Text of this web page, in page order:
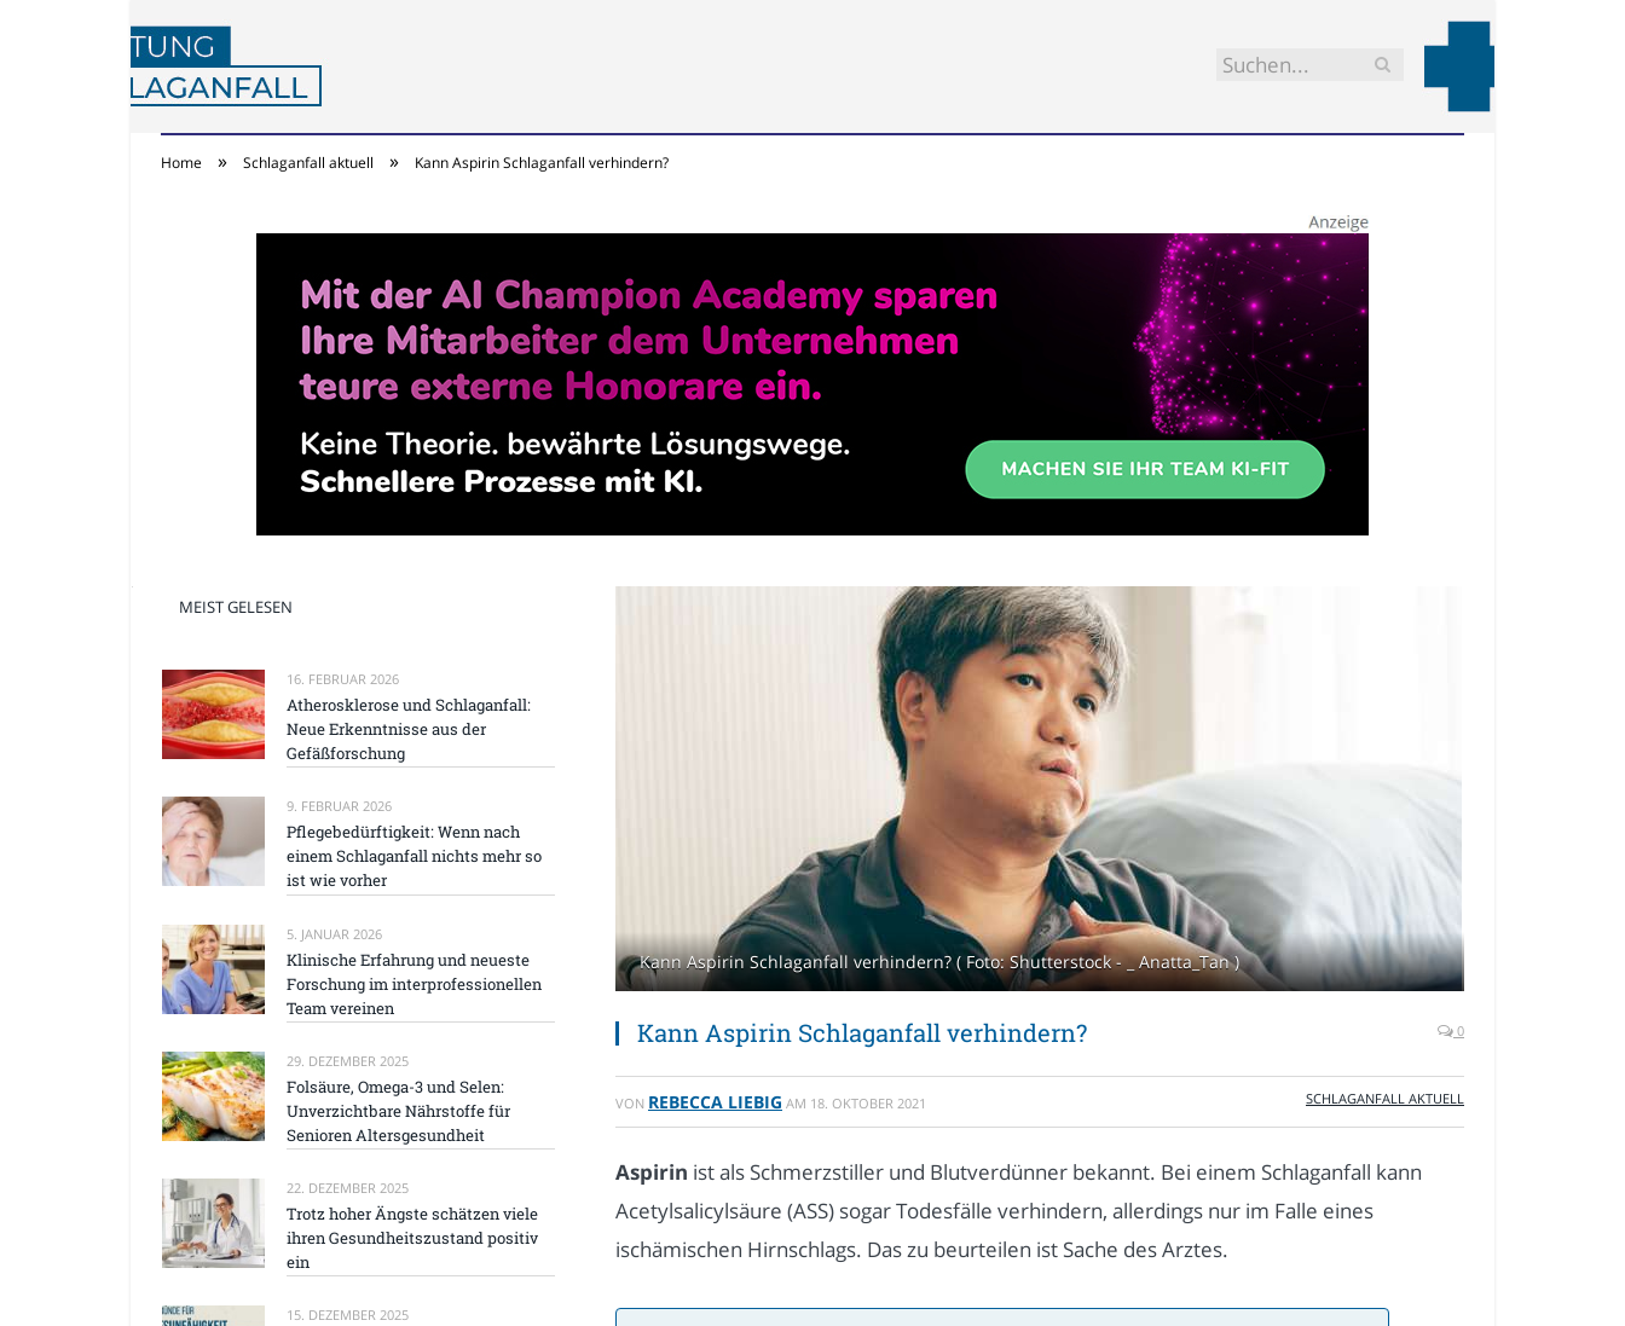
Home » Schlaganfall aktuell » Kann Aspirin Schlaganfall verhindern?
Kann Aspirin Schlaganfall verhindern? ( Foto: Shutterstock - _ Anatta_Tan )
Kann Aspirin Schlaganfall verhindern? 0
VON REBECCA LIEBIG AM 18. OKTOBER 2021 SCHLAGANFALL AKTUELL
Aspirin ist als Schmerzstiller und Blutverdünner bekannt. Bei einem Schlaganfall kann
Acetylsalicylsäure (ASS) sogar Todesfälle verhindern, allerdings nur im Falle eines
ischämischen Hirnschlags. Das zu beurteilen ist Sache des Arztes.
MEIST GELESEN
16. FEBRUAR 2026
Atherosklerose und Schlaganfall:
Neue Erkenntnisse aus der
Gefäßforschung
9. FEBRUAR 2026
Pflegebedürftigkeit: Wenn nach
einem Schlaganfall nichts mehr so
ist wie vorher
5. JANUAR 2026
Klinische Erfahrung und neueste
Forschung im interprofessionellen
Team vereinen
29. DEZEMBER 2025
Folsäure, Omega-3 und Selen:
Unverzichtbare Nährstoffe für
Senioren Altersgesundheit
22. DEZEMBER 2025
Trotz hoher Ängste schätzen viele
ihren Gesundheitszustand positiv
ein
15. DEZEMBER 2025